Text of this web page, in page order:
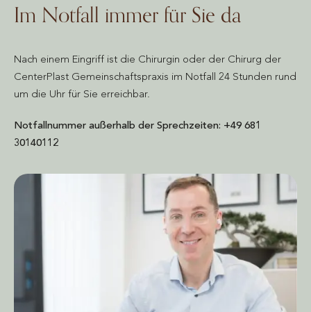
Im Notfall immer für Sie da
Nach einem Eingriff ist die Chirurgin oder der Chirurg der
CenterPlast Gemeinschaftspraxis im Notfall 24 Stunden rund
um die Uhr für Sie erreichbar.
Notfallnummer außerhalb der Sprechzeiten: +49 681
30140112